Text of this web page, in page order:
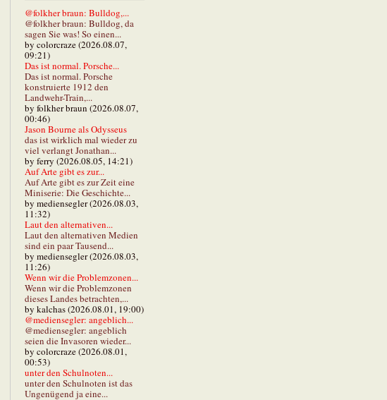
@folkher braun: Bulldog,...
@folkher braun: Bulldog, da
sagen Sie was! So einen...
by colorcraze (2026.08.07,
09:21)
Das ist normal. Porsche...
Das ist normal. Porsche
konstruierte 1912 den
Landwehr-Train,...
by folkher braun (2026.08.07,
00:46)
Jason Bourne als Odysseus
das ist wirklich mal wieder zu
viel verlangt Jonathan...
by ferry (2026.08.05, 14:21)
Auf Arte gibt es zur...
Auf Arte gibt es zur Zeit eine
Miniserie: Die Geschichte...
by mediensegler (2026.08.03,
11:32)
Laut den alternativen...
Laut den alternativen Medien
sind ein paar Tausend...
by mediensegler (2026.08.03,
11:26)
Wenn wir die Problemzonen...
Wenn wir die Problemzonen
dieses Landes betrachten,...
by kalchas (2026.08.01, 19:00)
@mediensegler: angeblich...
@mediensegler: angeblich
seien die Invasoren wieder...
by colorcraze (2026.08.01,
00:53)
unter den Schulnoten...
unter den Schulnoten ist das
Ungenügend ja eine...